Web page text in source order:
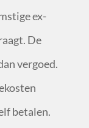
ex-
De
vergoed.
betalen.